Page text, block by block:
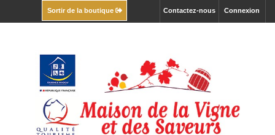
Connexion
Contactez-nous
Sortir de la boutique